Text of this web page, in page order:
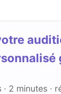
2 minutes ·